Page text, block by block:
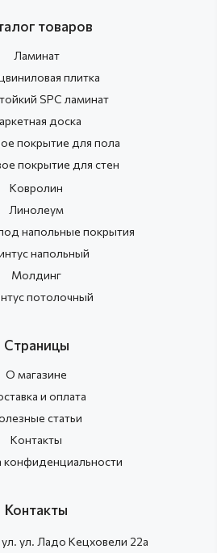
товаров
Ламинат
плитка
SPC ламинат
доска
покрытие для пола
покрытие для стен
Ковролин
Линолеум
напольные покрытия
напольный
Молдинг
потолочный
Страницы
О магазине
и оплата
статьи
Контакты
конфиденциальности
Контакты
ул. ул. Ладо Кецховели 22а